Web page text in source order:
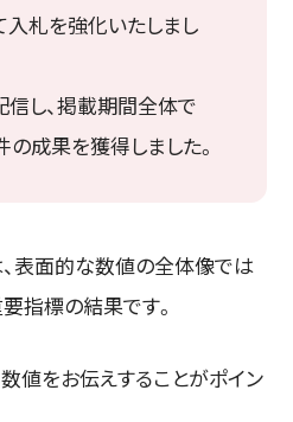
入札を強化いたしまし
信し、掲載期間全体で
成果を獲得しました。
表面的な数値の全体像では
指標の結果です。
値をお伝えすることがポイン